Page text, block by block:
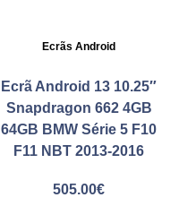
Ecrãs Android
Ecrã Android 13 10.25″
Snapdragon 662 4GB
64GB BMW Série 5 F10
F11 NBT 2013-2016
505.00€